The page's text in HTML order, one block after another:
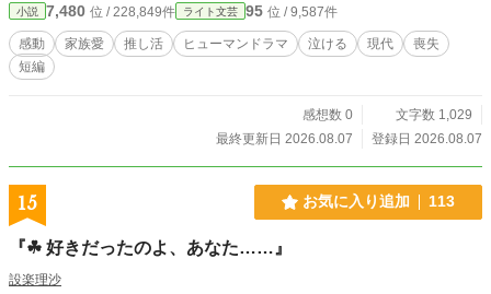
小説 7,480 位 / 228,849件 ライト文芸 95 位 / 9,587件
感動 家族愛 推し活 ヒューマンドラマ 泣ける 現代
喪失
短編
感想数 0
文字数 1,029
最終更新日 2026.08.07
登録日 2026.08.07
15 お気に入り追加 113
『☘ 好きだったのよ、あなた……』
設楽理沙